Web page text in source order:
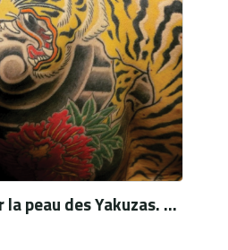
Tatouer la peau des Yakuzas. Un Français à l’œuvre